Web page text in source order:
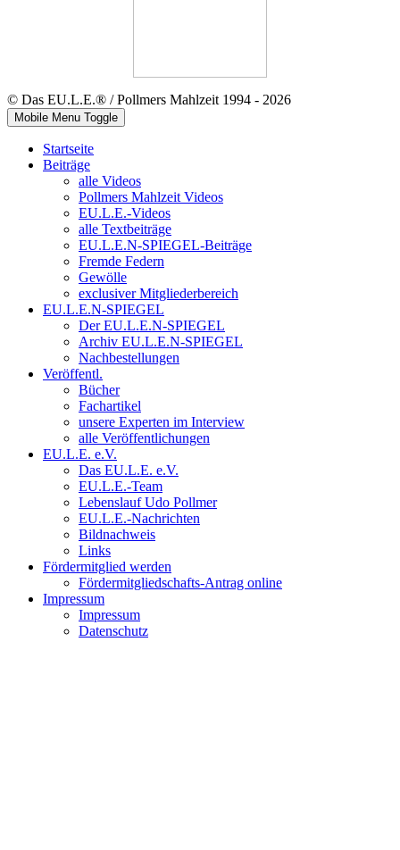
© Das EU.L.E.® / Pollmers Mahlzeit 1994 - 2026
Mobile Menu Toggle
Startseite
Beiträge
alle Videos
Pollmers Mahlzeit Videos
EU.L.E.-Videos
alle Textbeiträge
EU.L.E.N-SPIEGEL-Beiträge
Fremde Federn
Gewölle
exclusiver Mitgliederbereich
EU.L.E.N-SPIEGEL
Der EU.L.E.N-SPIEGEL
Archiv EU.L.E.N-SPIEGEL
Nachbestellungen
Veröffentl.
Bücher
Fachartikel
unsere Experten im Interview
alle Veröffentlichungen
EU.L.E. e.V.
Das EU.L.E. e.V.
EU.L.E.-Team
Lebenslauf Udo Pollmer
EU.L.E.-Nachrichten
Bildnachweis
Links
Fördermitglied werden
Fördermitgliedschafts-Antrag online
Impressum
Impressum
Datenschutz